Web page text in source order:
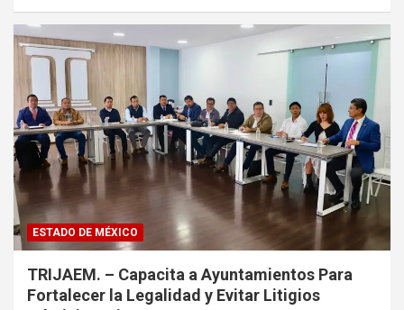
ESTADO DE MÉXICO
TRIJAEM. – Capacita a Ayuntamientos Para
Fortalecer la Legalidad y Evitar Litigios